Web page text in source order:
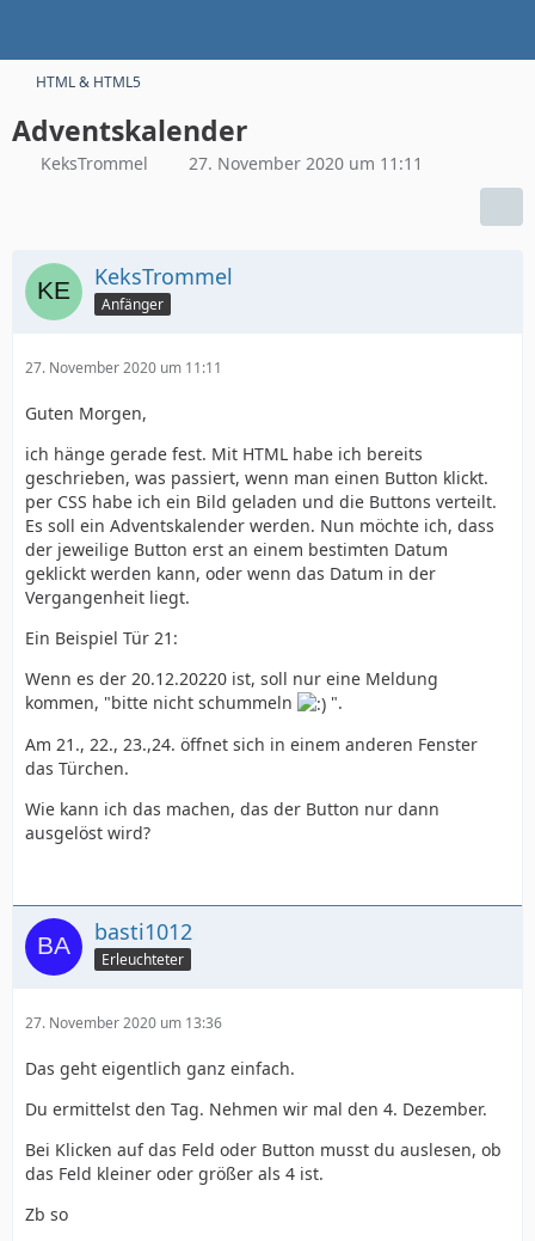
HTML & HTML5
Adventskalender
KeksTrommel 27. November 2020 um 11:11
KeksTrommel
Anfänger
27. November 2020 um 11:11
Guten Morgen,
ich hänge gerade fest. Mit HTML habe ich bereits
geschrieben, was passiert, wenn man einen Button klickt.
per CSS habe ich ein Bild geladen und die Buttons verteilt.
Es soll ein Adventskalender werden. Nun möchte ich, dass
der jeweilige Button erst an einem bestimten Datum
geklickt werden kann, oder wenn das Datum in der
Vergangenheit liegt.
Ein Beispiel Tür 21:
Wenn es der 20.12.20220 ist, soll nur eine Meldung
kommen, "bitte nicht schummeln
".
Am 21., 22., 23.,24. öffnet sich in einem anderen Fenster
das Türchen.
Wie kann ich das machen, das der Button nur dann
ausgelöst wird?
basti1012
Erleuchteter
27. November 2020 um 13:36
Das geht eigentlich ganz einfach.
Du ermittelst den Tag. Nehmen wir mal den 4. Dezember.
Bei Klicken auf das Feld oder Button musst du auslesen, ob
das Feld kleiner oder größer als 4 ist.
Zb so